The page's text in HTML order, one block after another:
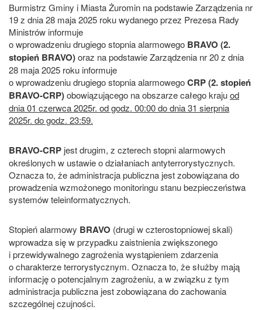
Burmistrz Gminy i Miasta Żuromin na podstawie Zarządzenia nr
19 z dnia 28 maja 2025 roku wydanego przez Prezesa Rady
Ministrów informuje
o wprowadzeniu drugiego stopnia alarmowego BRAVO (2.
stopień BRAVO)oraz na podstawie Zarządzenia nr 20 z dnia
28 maja 2025 roku informuje
o wprowadzeniu drugiego stopnia alarmowegoCRP (2. stopień
BRAVO-CRP)obowiązującego na obszarze całego krajuod
dnia 01 czerwca 2025r. od godz. 00:00 do dnia 31 sierpnia
2025r. do godz. 23:59.
BRAVO-CRP jest drugim, z czterech stopni alarmowych
określonych w ustawie o działaniach antyterrorystycznych.
Oznacza to, że administracja publiczna jest zobowiązana do
prowadzenia wzmożonego monitoringu stanu bezpieczeństwa
systemów teleinformatycznych.
Stopień alarmowy BRAVO (drugi w czterostopniowej skali)
wprowadza się w przypadku zaistnienia zwiększonego
i przewidywalnego zagrożenia wystąpieniem zdarzenia
o charakterze terrorystycznym. Oznacza to, że służby mają
informację o potencjalnym zagrożeniu, a w związku z tym
administracja publiczna jest zobowiązana do zachowania
szczególnej czujności.